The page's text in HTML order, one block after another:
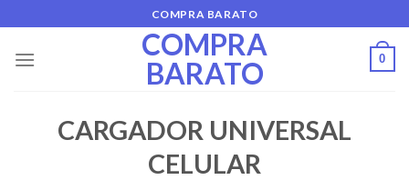
to
content
COMPRA BARATO
COMPRA
BARATO
0
CARGADOR UNIVERSAL
CELULAR